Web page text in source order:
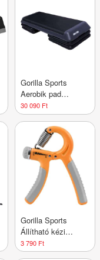
Gorilla Sports
Aerobik pad
fekete-/szürke
30 090 Ft
Gorilla Sports
Állítható kézi
erősítő 10-40 kg
3 790 Ft